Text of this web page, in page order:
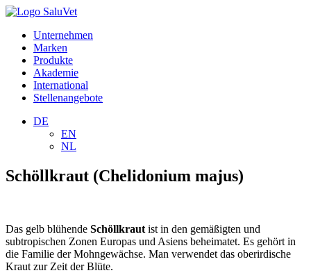
Unternehmen
Marken
Produkte
Akademie
International
Stellenangebote
DE
EN
NL
Schöllkraut (Chelidonium majus)
Das gelb blühende Schöllkraut ist in den gemäßigten und
subtropischen Zonen Europas und Asiens beheimatet. Es gehört in
die Familie der Mohngewächse. Man verwendet das oberirdische
Kraut zur Zeit der Blüte.